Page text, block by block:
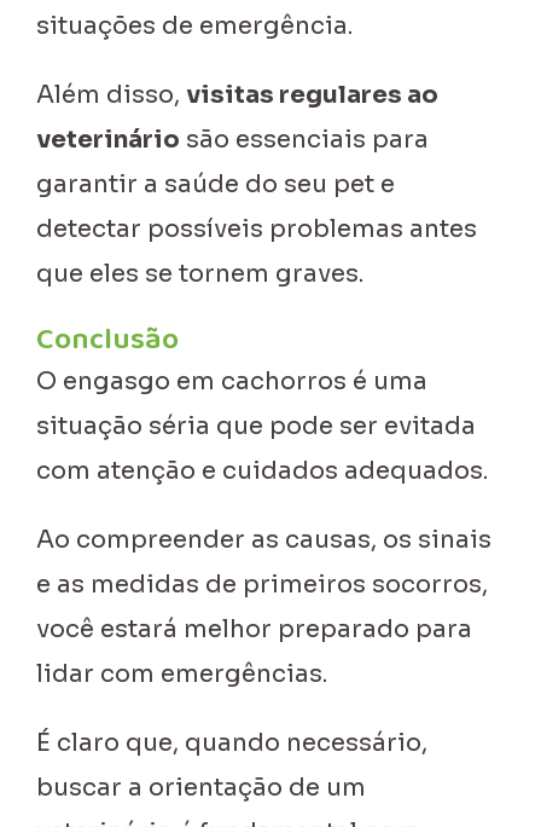
situações de emergência.
Além disso, visitas regulares ao
veterinário são essenciais para
garantir a saúde do seu pet e
detectar possíveis problemas antes
que eles se tornem graves.
Conclusão
O engasgo em cachorros é uma
situação séria que pode ser evitada
com atenção e cuidados adequados.
Ao compreender as causas, os sinais
e as medidas de primeiros socorros,
você estará melhor preparado para
lidar com emergências.
É claro que, quando necessário,
buscar a orientação de um